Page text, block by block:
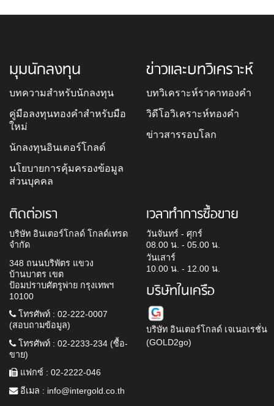
มุมนักลงทุน
บทความสำหรับนักลงทุน
คู่มือลงทุนทองคำสำหรับมือ
ใหม่
นักลงทุนอินเตอร์โกลด์
นโยบายการคุ้มครองข้อมูล
ส่วนบุคคล
ข่าวและบทวิเคราะห์
บทวิเคราะห์ราคาทองคำ
วิดีโอวิเคราะห์ทองคำ
ข่าวสารรอบโลก
ติดต่อเรา
บริษัท อินเตอร์โกลด์ โกลด์เทรด
จำกัด
348 ถนนบริพัตร แขวง
บ้านบาตร เขต
ป้อมปราบศัตรูพ่าย กรุงเทพฯ
10100
โทรศัพท์ : 02-222-0007
(สอบถามข้อมูล)
โทรศัพท์ : 02-2233-234 (ซื้อ-
ขาย)
แฟกซ์ : 02-2222-046
อีเมล : info@intergold.co.th
เวลาทำการซื้อขาย
วันจันทร์ - ศุกร์
08.00 น. - 05.00 น.
วันเสาร์
10.00 น. - 12.00 น.
บริษัทในเครือ
บริษัท อินเตอร์โกลด์ เจเนอเรชั่น
(GOLD2go)